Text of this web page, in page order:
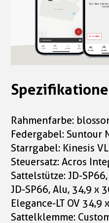
Rahmenfarbe:
Federgabel: Suntour
Starrgabel: Kinesis
Steuersatz: Acros
Sattelstütze: JD-
JD-SP66, Alu, 34,9 x
Elegance-LT OV 34,9
Sattelklemme: